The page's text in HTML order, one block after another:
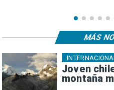
Joven
montaña
INTERNACIONAL
MÁS